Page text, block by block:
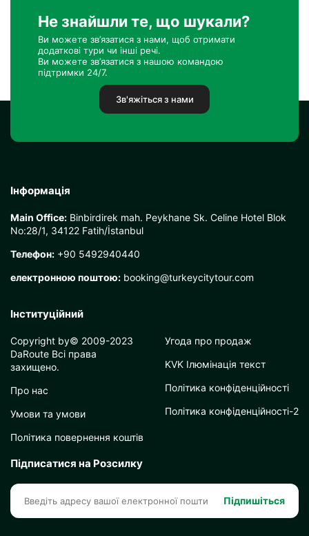
Не знайшли те, що шукали?
Ви можете зв’язатися з нами, щоб отримати
додаткові тури чи інші речі.
Ви можете зв’язатися з нашою командою
підтримки 24/7.
Зв'яжіться з нами
Інформація
Main Office: Binbirdirek mah. Peykhane Sk. Celine Hotel Blok
No:28/1, 34122 Fatih/İstanbul
Телефон: +90 5492940440
електронною поштою: booking@turkeycitytour.com
Інституційний
Copyright by© 2009-2023
DaRoute Всі права
захищено.
Про нас
Умови та умови
Політика повернення коштів
Угода про продаж
KVK Ілюмінація текст
Політика конфіденційності
Політика конфіденційності-2
Підписатися на Розсилку
Підпишіться